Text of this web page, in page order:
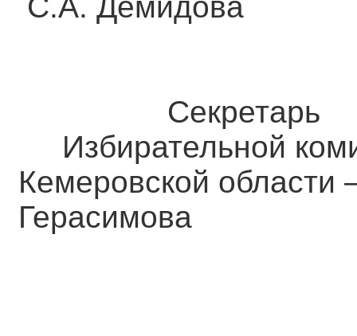
Секретарь
Избирательной
Кемеровской
Герасимова